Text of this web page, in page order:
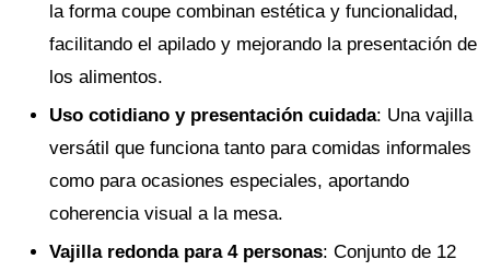
la forma coupe combinan estética y funcionalidad,
facilitando el apilado y mejorando la presentación de
los alimentos.
Uso cotidiano y presentación cuidada: Una vajilla
versátil que funciona tanto para comidas informales
como para ocasiones especiales, aportando
coherencia visual a la mesa.
Vajilla redonda para 4 personas: Conjunto de 12